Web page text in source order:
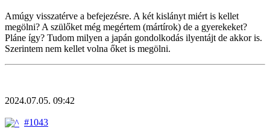
Amúgy visszatérve a befejezésre. A két kislányt miért is kellet
megölni? A szülőket még megértem (mártírok) de a gyerekeket?
Pláne így? Tudom milyen a japán gondolkodás ilyentájt de akkor is.
Szerintem nem kellet volna őket is megölni.
2024.07.05. 09:42
#1043